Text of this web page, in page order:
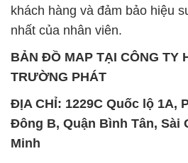
khách hàng và đảm bảo hiệu
nhất của nhân viên.
BẢN ĐỒ MAP TẠI CÔNG TY
TRƯỜNG PHÁT
ĐỊA CHỈ: 1229C Quốc lộ 1A,
Đông B, Quận Bình Tân, Sài
Minh